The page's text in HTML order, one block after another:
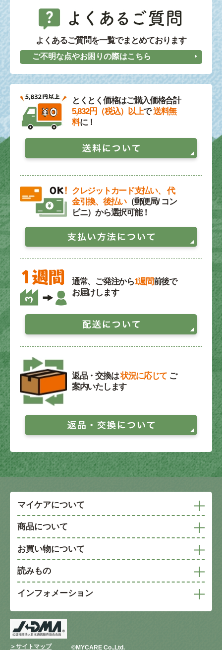
よくあるご質問を一覧でまとめております
ご不明な点やお困りの際はこちら
とくとく価格はご購入価格合計
5,832円（税込）以上で送料無
料に！
クレジットカード支払い、 代
金引換、後払い（郵便局/ コン
ビニ）から選択可能！
通常、ご発注から1週間前後で
お届けします
返品・交換は状況に応じて ご
案内いたします
マイケアについて
商品について
お買い物について
読みもの
インフォメーション
＞サイトマップ ©︎MYCARE Co.,Ltd.